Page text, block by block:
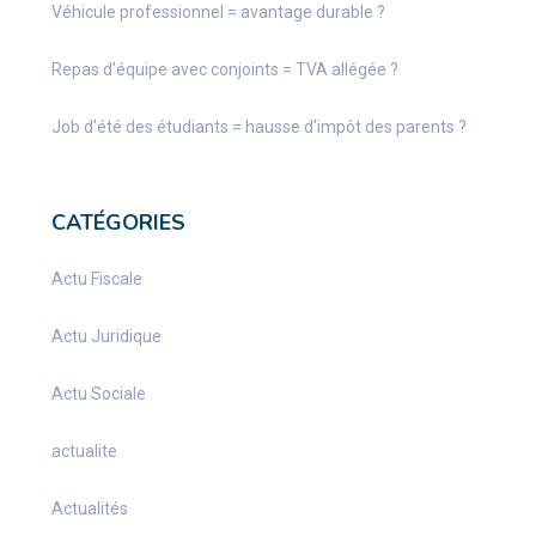
Véhicule professionnel = avantage durable ?
Repas d’équipe avec conjoints = TVA allégée ?
Job d’été des étudiants = hausse d’impôt des parents ?
CATÉGORIES
Actu Fiscale
Actu Juridique
Actu Sociale
actualite
Actualités